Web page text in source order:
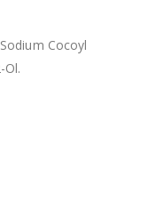
Cocoyl
Ol.